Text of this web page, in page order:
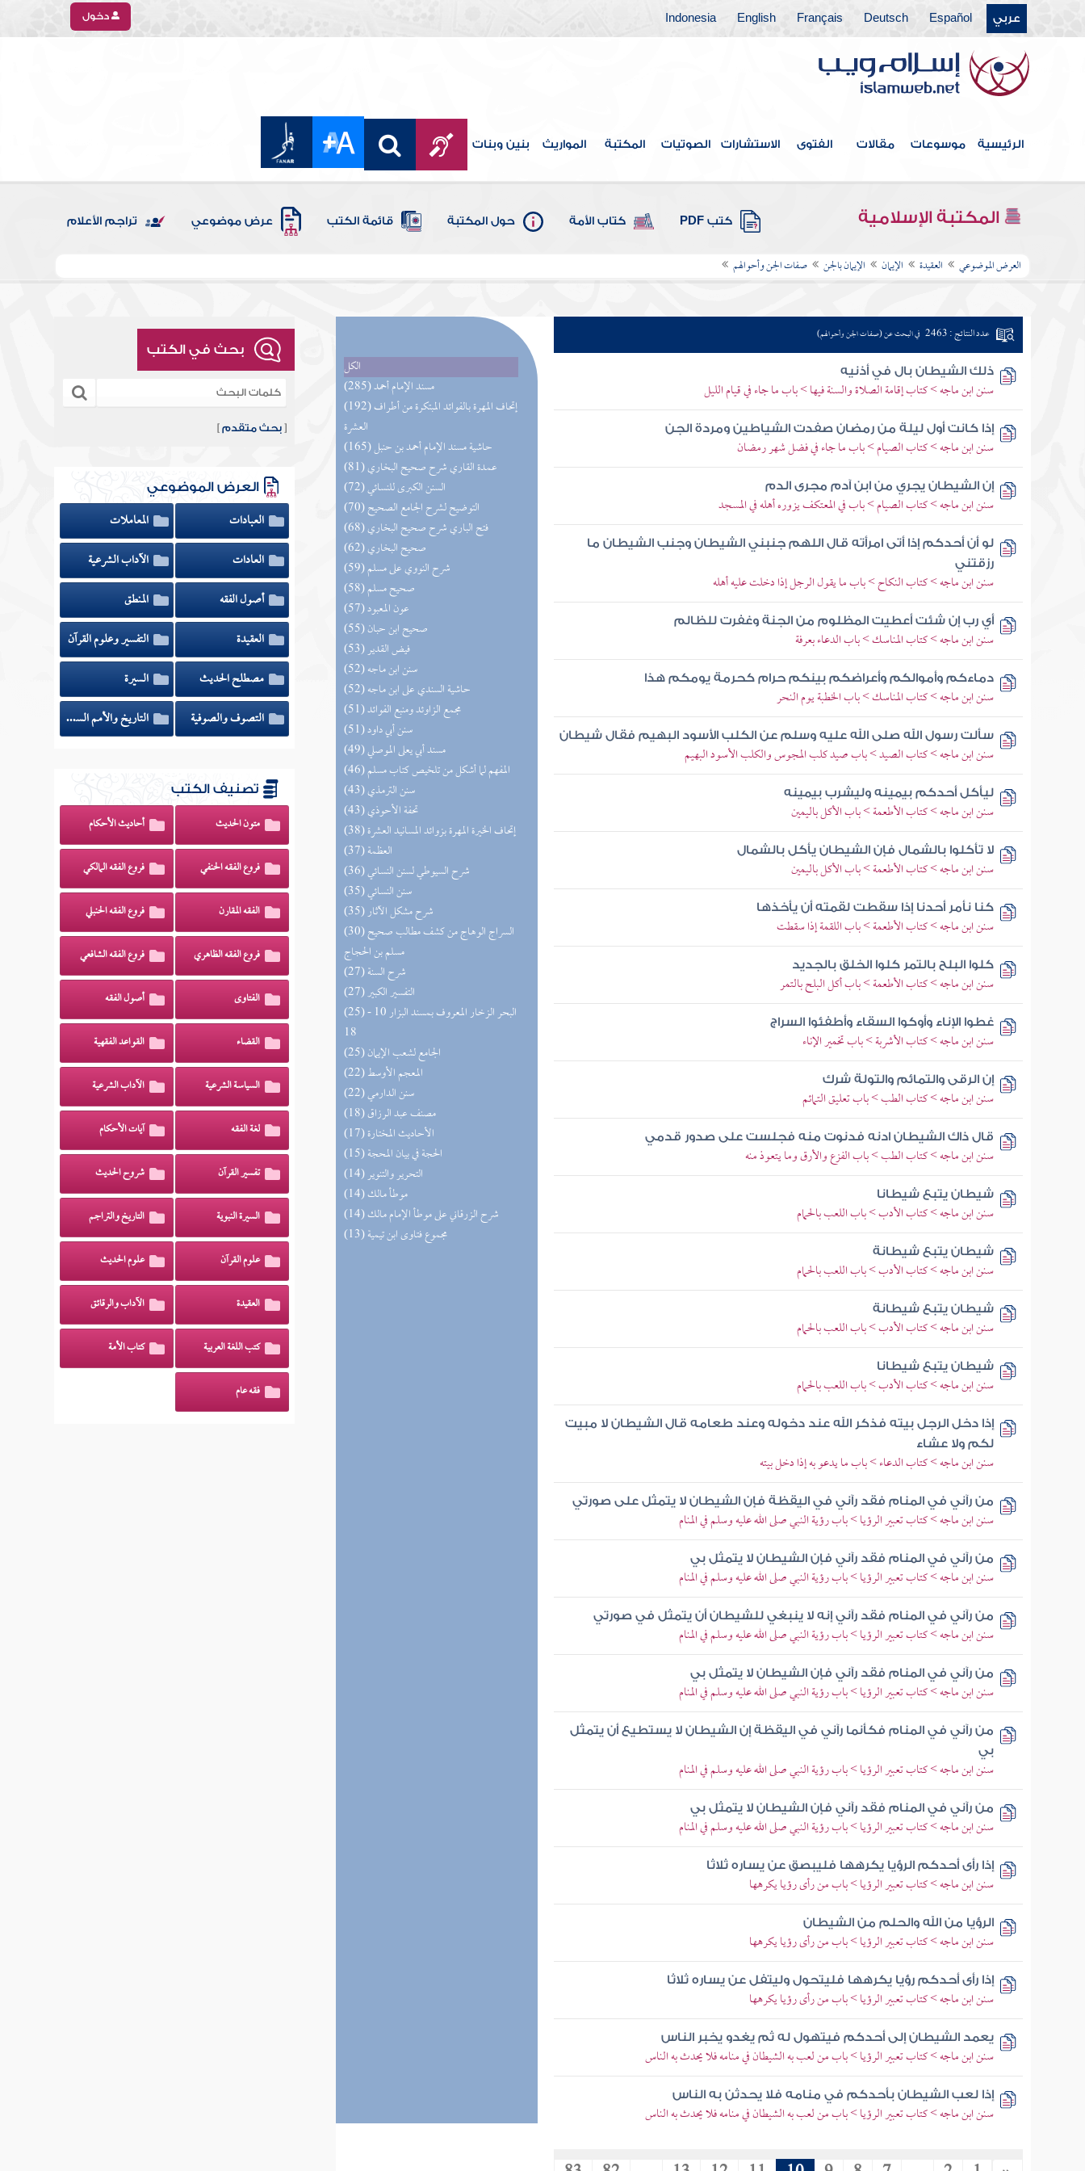
عربي Español
Deutsch
Français
English
Indonesia دخول
الرئيسية موسوعات مقالات الفتوى الاستشارات الصوتيات المكتبة المواريث بنين وبنات
المكتبة الإسلامية كتب PDF كتاب الأمة حول المكتبة قائمة الكتب عرض موضوعي تراجم الأعلام
العرض الموضوعي العقيدة الإيمان الإيمان بالجن صفات الجن وأحوالهم
الكل
(285) مسند الإمام أحمد
(192) إتحاف المهرة بالفوائد المبتكرة من أطراف
العشرة
(165) حاشية مسند الإمام أحمد بن حنبل
(81) عمدة القاري شرح صحيح البخاري
(72) السنن الكبرى للنسائي
(70) التوضيح لشرح الجامع الصحيح
(68) فتح الباري شرح صحيح البخاري
(62) صحيح البخاري
(59) شرح النووي على مسلم
(58) صحيح مسلم
(57) عون المعبود
(55) صحيح ابن حبان
(53) فيض القدير
(52) سنن ابن ماجه
(52) حاشية السندي على ابن ماجه
(51) مجمع الزاوئد ومنبع الفوائد
(51) سنن أبي داود
(49) مسند أبي يعلى الموصلي
(46) المفهم لما أشكل من تلخيص كتاب مسلم
(43) سنن الترمذي
(43) تحفة الأحوذي
(38) إتحاف الخيرة المهرة بزوائد المسانيد العشرة
(37) العظمة
(36) شرح السيوطي لسنن النسائي
(35) سنن النسائي
(35) شرح مشكل الآثار
(30) السراج الوهاج من كشف مطالب صحيح
مسلم بن الحجاج
(27) شرح السنة
(27) التفسير الكبير
(25) البحر الزخار المعروف بمسند البزار 10 -
18
(25) الجامع لشعب الإيمان
(22) المعجم الأوسط
(22) سنن الدارمي
(18) مصنف عبد الرزاق
(17) الأحاديث المختارة
(15) الحجة في بيان المحجة
(14) التحرير والتنوير
(14) موطأ مالك
(14) شرح الزرقاني على موطأ الإمام مالك
(13) مجموع فتاوى ابن تيمية
عدد النتائج : 2463 في البحث عن (صفات الجن وأحوالهم)
ذلك الشيطان بال في أذنيه
سنن ابن ماجه > كتاب إقامة الصلاة والسنة فيها > باب ما جاء في قيام الليل
إذا كانت أول ليلة من رمضان صفدت الشياطين ومردة الجن
سنن ابن ماجه > كتاب الصيام > باب ما جاء في فضل شهر رمضان
إن الشيطان يجري من ابن آدم مجرى الدم
سنن ابن ماجه > كتاب الصيام > باب في المعتكف يزوره أهله في المسجد
لو أن أحدكم إذا أتى امرأته قال اللهم جنبني الشيطان وجنب الشيطان ما
رزقتني
سنن ابن ماجه > كتاب النكاح > باب ما يقول الرجل إذا دخلت عليه أهله
أي رب إن شئت أعطيت المظلوم من الجنة وغفرت للظالم
سنن ابن ماجه > كتاب المناسك > باب الدعاء بعرفة
دماءكم وأموالكم وأعراضكم بينكم حرام كحرمة يومكم هذا
سنن ابن ماجه > كتاب المناسك > باب الخطبة يوم النحر
سألت رسول الله صلى الله عليه وسلم عن الكلب الأسود البهيم فقال شيطان
سنن ابن ماجه > كتاب الصيد > باب صيد كلب المجوس والكلب الأسود البهيم
ليأكل أحدكم بيمينه وليشرب بيمينه
سنن ابن ماجه > كتاب الأطعمة > باب الأكل باليمين
لا تأكلوا بالشمال فإن الشيطان يأكل بالشمال
سنن ابن ماجه > كتاب الأطعمة > باب الأكل باليمين
كنا نأمر أحدنا إذا سقطت لقمته أن يأخذها
سنن ابن ماجه > كتاب الأطعمة > باب اللقمة إذا سقطت
كلوا البلح بالتمر كلوا الخلق بالجديد
سنن ابن ماجه > كتاب الأطعمة > باب أكل البلح بالتمر
غطوا الإناء وأوكوا السقاء وأطفئوا السراج
سنن ابن ماجه > كتاب الأشربة > باب تخمير الإناء
إن الرقى والتمائم والتولة شرك
سنن ابن ماجه > كتاب الطب > باب تعليق التمائم
قال ذاك الشيطان ادنه فدنوت منه فجلست على صدور قدمي
سنن ابن ماجه > كتاب الطب > باب الفزع والأرق وما يتعوذ منه
شيطان يتبع شيطانا
سنن ابن ماجه > كتاب الأدب > باب اللعب بالحمام
شيطان يتبع شيطانة
سنن ابن ماجه > كتاب الأدب > باب اللعب بالحمام
شيطان يتبع شيطانة
سنن ابن ماجه > كتاب الأدب > باب اللعب بالحمام
شيطان يتبع شيطانا
سنن ابن ماجه > كتاب الأدب > باب اللعب بالحمام
إذا دخل الرجل بيته فذكر الله عند دخوله وعند طعامه قال الشيطان لا مبيت
لكم ولا عشاء
سنن ابن ماجه > كتاب الدعاء > باب ما يدعو به إذا دخل بيته
من رآني في المنام فقد رآني في اليقظة فإن الشيطان لا يتمثل على صورتي
سنن ابن ماجه > كتاب تعبير الرؤيا > باب رؤية النبي صلى الله عليه وسلم في المنام
من رآني في المنام فقد رآني فإن الشيطان لا يتمثل بي
سنن ابن ماجه > كتاب تعبير الرؤيا > باب رؤية النبي صلى الله عليه وسلم في المنام
من رآني في المنام فقد رآني إنه لا ينبغي للشيطان أن يتمثل في صورتي
سنن ابن ماجه > كتاب تعبير الرؤيا > باب رؤية النبي صلى الله عليه وسلم في المنام
من رآني في المنام فقد رآني فإن الشيطان لا يتمثل بي
سنن ابن ماجه > كتاب تعبير الرؤيا > باب رؤية النبي صلى الله عليه وسلم في المنام
من رآني في المنام فكأنما رآني في اليقظة إن الشيطان لا يستطيع أن يتمثل
بي
سنن ابن ماجه > كتاب تعبير الرؤيا > باب رؤية النبي صلى الله عليه وسلم في المنام
من رآني في المنام فقد رآني فإن الشيطان لا يتمثل بي
سنن ابن ماجه > كتاب تعبير الرؤيا > باب رؤية النبي صلى الله عليه وسلم في المنام
إذا رأى أحدكم الرؤيا يكرهها فليبصق عن يساره ثلاثا
سنن ابن ماجه > كتاب تعبير الرؤيا > باب من رأى رؤيا يكرهها
الرؤيا من الله والحلم من الشيطان
سنن ابن ماجه > كتاب تعبير الرؤيا > باب من رأى رؤيا يكرهها
إذا رأى أحدكم رؤيا يكرهها فليتحول وليتفل عن يساره ثلاثا
سنن ابن ماجه > كتاب تعبير الرؤيا > باب من رأى رؤيا يكرهها
يعمد الشيطان إلى أحدكم فيتهول له ثم يغدو يخبر الناس
سنن ابن ماجه > كتاب تعبير الرؤيا > باب من لعب به الشيطان في منامه فلا يحدث به الناس
إذا لعب الشيطان بأحدكم في منامه فلا يحدثن به الناس
سنن ابن ماجه > كتاب تعبير الرؤيا > باب من لعب به الشيطان في منامه فلا يحدث به الناس
بحث في الكتب
[بحث متقدم ]
العرض الموضوعي
العبادات
المعاملات
العادات
الآداب الشرعية
أصول الفقه
المنطق
العقيدة
التفسير وعلوم القرآن
مصطلح الحديث
السيرة
التصوف والصوفية
التاريخ والأمم السابقة
تصنيف الكتب
متون الحديث أحاديث الأحكام
فروع الفقه الحنفي فروع الفقه المالكي
الفقه المقارن فروع الفقه الحنبلي
فروع الفقه الظاهري فروع الفقه الشافعي
الفتاوى أصول الفقه
القضاء القواعد الفقهية
السياسة الشرعية الآداب الشرعية
لغة الفقه آيات الأحكام
تفسير القرآن شروح الحديث
السيرة النبوية التاريخ والتراجم
علوم القرآن علوم الحديث
العقيدة الآداب والرقائق
كتب اللغة العربية كتاب الأمة
فقه عام